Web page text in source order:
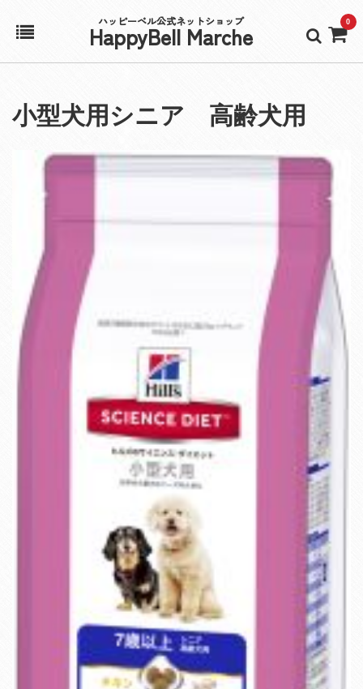
ハッピーベル公式ネットショップ
HappyBell Marche 0
アカウント
カート
小型犬用シニア 高齢犬用